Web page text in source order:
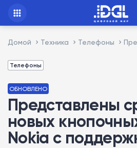
Домой Техника Телефоны
Телефоны
ОБНОВЛЕНО
Представлены
новых
Nokia с